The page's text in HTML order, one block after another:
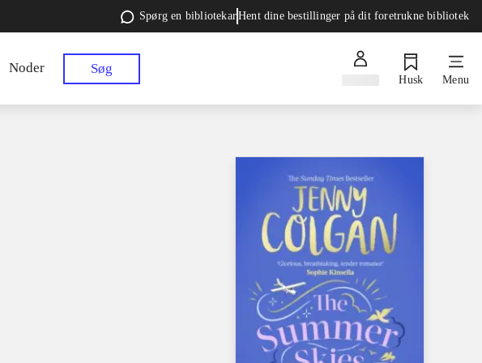
Spørg en bibliotekarHent dine bestillinger på dit foretrukne bibliotek
Noder Søg
Husk Menu